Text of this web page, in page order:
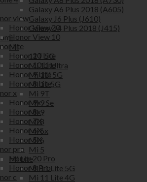
Galaxy A6 Plus 2018 (A605)
Galaxy J6 Plus (J610)
Galaxy J4 Plus 2018 (J415)
Mi
11T 5G
Mi 11 Ultra
Mi 11i 5G
Mi 11 5G
Mi 9T
Mi 9 Se
Mi 9
Mi 8
Mi 6x
Mi 6
Mi 5
Mi Lite
Mi 11 Lite 5G
Mi 11 Lite 4G
view
Honor View 20
Honor View 10
lite
Honor 20 Lite
Honor 10 Lite
Honor 9 Lite
Honor 8 Lite
x
Honor 9x
Honor 8x
Honor 7X
Honor 6X
Honor 5X
pro
Honor 20 Pro
Honor 8 Pro
c